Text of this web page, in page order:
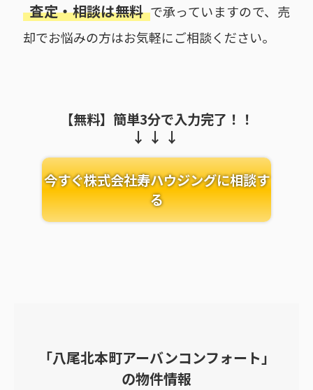
査定・相談は無料 で承っていますので、売
却でお悩みの方はお気軽にご相談ください。
【無料】簡単3分で入力完了！！
今すぐ株式会社寿ハウジングに相談す
る
「八尾北本町アーバンコンフォート」
の物件情報